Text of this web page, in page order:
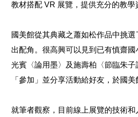
教材搭配 VR 展覽，提供充分的教學
國美館從其典藏之蕭如松作品中挑
出配角。很高興可以見到已有慎齋
光賓〈論用墨〉及施壽柏〈節臨朱子
「參加」並分享活動給好友，於國
就筆者觀察，目前線上展覽的技術